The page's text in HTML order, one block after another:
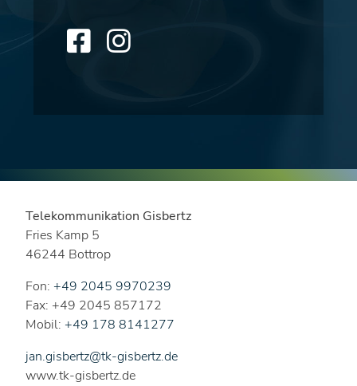
Telekommunikation Gisbertz
Fries Kamp 5
46244 Bottrop
Fon: +49 2045 9970239
Fax: +49 2045 857172
Mobil: +49 178 8141277
jan.gisbertz@tk-gisbertz.de
www.tk-gisbertz.de